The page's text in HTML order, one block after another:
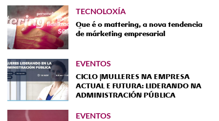
TECNOLOXÍA
Que é o mattering, a nova tendencia
de márketing empresarial
EVENTOS
CICLO |MULLERES NA EMPRESA
ACTUAL E FUTURA: LIDERANDO NA
ADMINISTRACIÓN PÚBLICA
EVENTOS